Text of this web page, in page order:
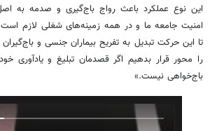
این نوع عملکرد باعث رواج باج‌گیری و صدمه به
امنیت جامعه ما و در همه زمینه‌های شغلی لازم
تا این حرکت تبدیل به تفریح بیماران جنسی و
را محور قرار بدهیم اگر قصدمان تبلیغ و یادآوری
باج‌خواهی نیست.»